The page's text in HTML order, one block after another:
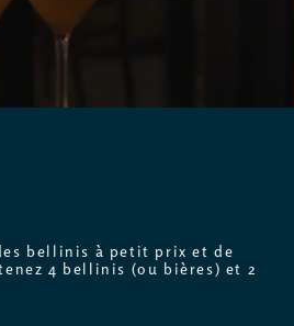
bellinis à petit prix et de
4 bellinis (ou bières) et 2